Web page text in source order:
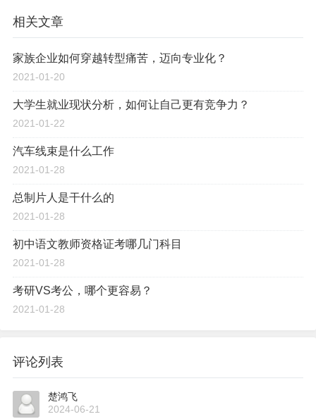
相关文章
家族企业如何穿越转型痛苦，迈向专业化？
2021-01-20
大学生就业现状分析，如何让自己更有竞争力？
2021-01-22
汽车线束是什么工作
2021-01-28
总制片人是干什么的
2021-01-28
初中语文教师资格证考哪几门科目
2021-01-28
考研VS考公，哪个更容易？
2021-01-28
评论列表
楚鸿飞
2024-06-21